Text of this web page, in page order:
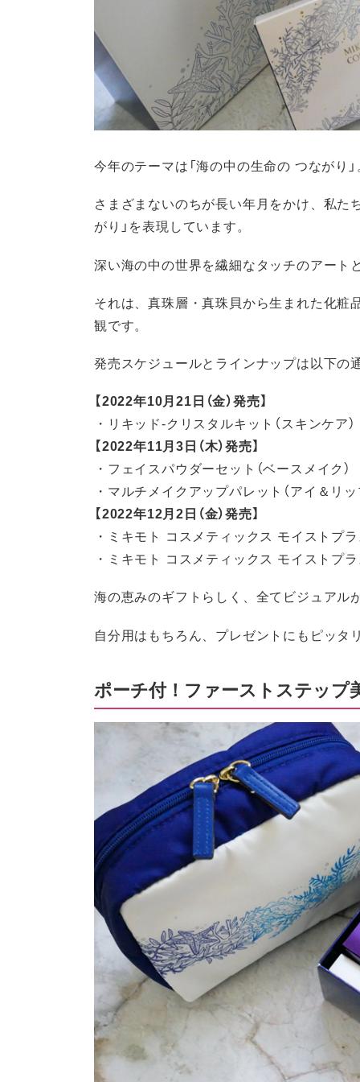
今年のテーマは「海の中の生命の つながり
さまざまないのちが長い年月をかけ、私た
がり」を表現しています。
深い海の中の世界を繊細なタッチのアート
それは、真珠層・真珠貝から生まれた化
観です。
発売スケジュールとラインナップは以下の
【2022年10月21日（金）発売】
・リキッド-クリスタルキット（スキンケア）
【2022年11月3日（木）発売】
・フェイスパウダーセット（ベースメイク）
・マルチメイクアップパレット（アイ＆リッ
【2022年12月2日（金）発売】
・ミキモト コスメティックス モイストプ
・ミキモト コスメティックス モイストプ
海の恵みのギフトらしく、全てビジュアル
自分用はもちろん、プレゼントにもピッタ
ポーチ付！ファーストステッ